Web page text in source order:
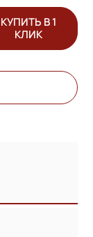
КУПИТЬ В 1
КЛИК